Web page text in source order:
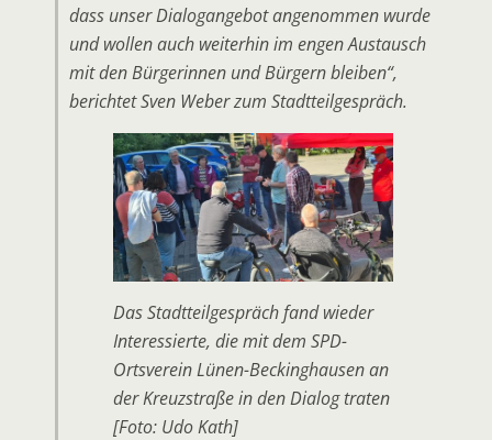
dass unser Dialogangebot angenommen wurde
und wollen auch weiterhin im engen Austausch
mit den Bürgerinnen und Bürgern bleiben“,
berichtet Sven Weber zum Stadtteilgespräch.
Das Stadtteilgespräch fand wieder
Interessierte, die mit dem SPD-
Ortsverein Lünen-Beckinghausen an
der Kreuzstraße in den Dialog traten
[Foto: Udo Kath]